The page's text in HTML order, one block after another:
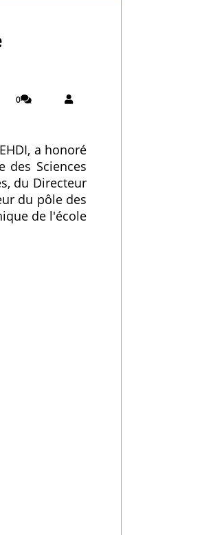
0
a honoré
des Sciences
du Directeur
du pôle des
de l'école.